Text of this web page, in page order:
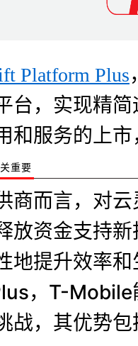
Platform Plus
台，实现精
和服务的上
重要
商而言，对
放资金支持
地提升效率
，T-Mobile
战，其优势包